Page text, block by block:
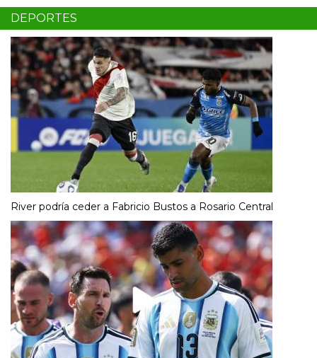
DEPORTES
River podría ceder a Fabricio Bustos a Rosario Central